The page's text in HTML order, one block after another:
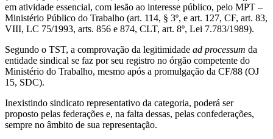
em atividade essencial, com lesão ao interesse público, pelo MPT –
Ministério Público do Trabalho (art. 114, § 3º, e art. 127, CF, art. 83,
VIII, LC 75/1993, arts. 856 e 874, CLT, art. 8º, Lei 7.783/1989).
Segundo o TST, a comprovação da legitimidade ad processum da
entidade sindical se faz por seu registro no órgão competente do
Ministério do Trabalho, mesmo após a promulgação da CF/88 (OJ
15, SDC).
Inexistindo sindicato representativo da categoria, poderá ser
proposto pelas federações e, na falta dessas, pelas confederações,
sempre no âmbito de sua representação.